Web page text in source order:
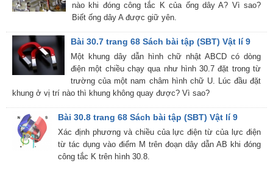
nào khi đóng công tắc K của ống dây A? Vì sao?
Biết ống dây A được giữ yên.
Bài 30.7 trang 68 Sách bài tập (SBT) Vật lí 9
Một khung dây dẫn hình chữ nhật ABCD có dòng
điện một chiều chạy qua như hình 30.7 đặt trong từ
trường của một nam châm hình chữ U. Lúc đầu đặt
khung ở vị trí nào thì khung không quay được? Vì sao?
Bài 30.8 trang 68 Sách bài tập (SBT) Vật lí 9
Xác định phương và chiều của lực điện từ của lực điện
từ tác dụng vào điểm M trên đoạn dây dẫn AB khi đóng
công tắc K trên hình 30.8.